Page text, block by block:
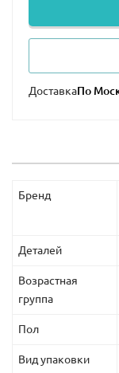
Доставка
Бренд
Деталей
Возрастная
группа
Пол
Вид упаковки